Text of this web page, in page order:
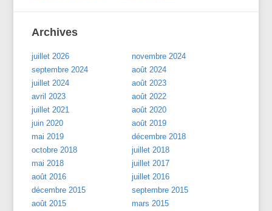
Archives
juillet 2026
novembre 2024
septembre 2024
août 2024
juillet 2024
août 2023
avril 2023
août 2022
juillet 2021
août 2020
juin 2020
août 2019
mai 2019
décembre 2018
octobre 2018
juillet 2018
mai 2018
juillet 2017
août 2016
juillet 2016
décembre 2015
septembre 2015
août 2015
mars 2015